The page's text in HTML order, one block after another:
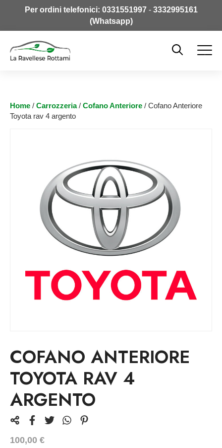
Per ordini telefonici: 0331551997- 3332995161
(Whatsapp)
Home / Carrozzeria/ Cofano Anteriore / Cofano Anteriore
Toyota rav 4 argento
COFANO ANTERIORE
TOYOTA RAV 4
ARGENTO
100,00 €